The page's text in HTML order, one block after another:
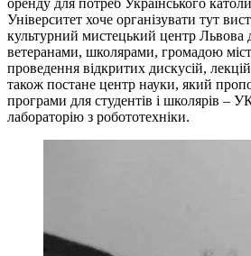
Університет хоче організувати тут
культурний мистецький центр Львова
ветеранами, школярами, громадою
проведення відкритих дискусій,
також постане центр науки, який
програми для студентів і школярів –
лабораторію з робототехніки.